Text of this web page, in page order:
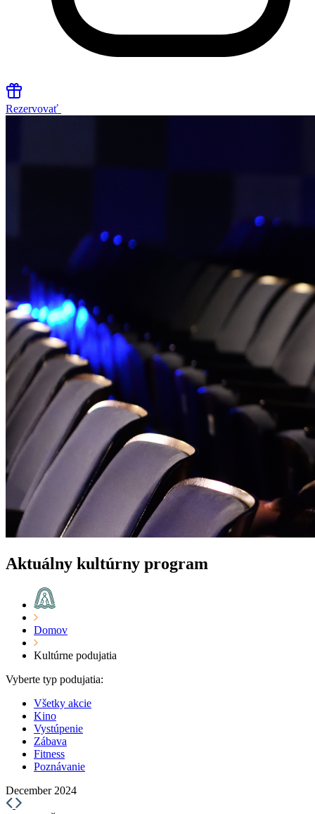
Rezervovať
Aktuálny kultúrny program
Domov
Kultúrne podujatia
Vyberte typ podujatia:
Všetky akcie
Kino
Vystúpenie
Zábava
Fitness
Poznávanie
December 2024